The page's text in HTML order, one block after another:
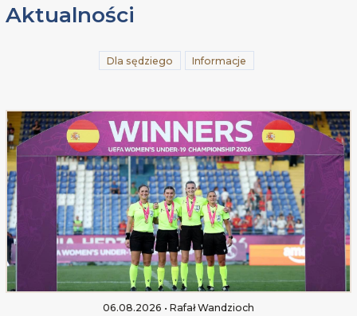
Aktualności
Dla sędziego Informacje
06.08.2026 • Rafał Wandzioch